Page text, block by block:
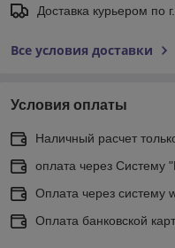
Доставка курьером по
Все условия доставки
Условия оплаты
Наличный расчет
оплата через Систему
Оплата через систему
Оплата банковской